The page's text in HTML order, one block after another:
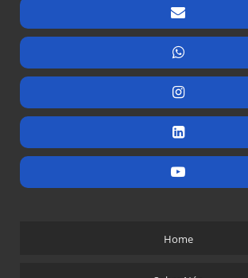
Home